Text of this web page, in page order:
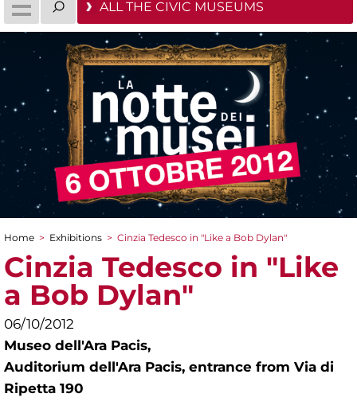
ALL THE CIVIC MUSEUMS
You are here
Home > Exhibitions > Cinzia Tedesco in "Like a Bob Dylan"
Cinzia Tedesco in "Like
a Bob Dylan"
06/10/2012
Museo dell'Ara Pacis,
Auditorium dell'Ara Pacis, entrance from Via di
Ripetta 190